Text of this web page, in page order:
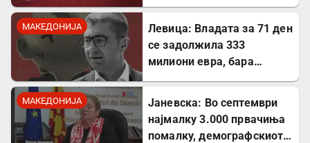
МАКЕДОНИЈА
Левица: Владата за 71 ден
се задолжила 333
милиони евра, бара
МАКЕДОНИЈА
Јаневска: Во септември
најмалку 3.000 првачиња
помалку, демографскиот